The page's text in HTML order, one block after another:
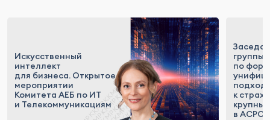
Искусственный
интеллект
для бизнеса. Открытое
мероприятии
Комитета АЕБ по ИТ
и Телекоммуникациям
группы
по
к
в